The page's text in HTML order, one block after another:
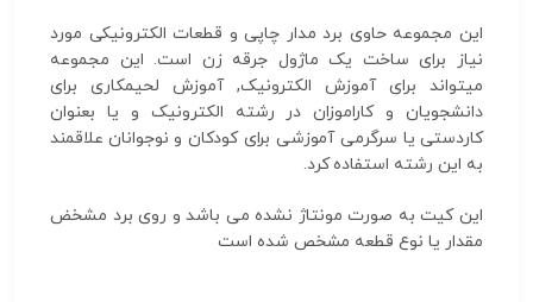
این مجموعه حاوی برد مدار چاپی و قطعات الکترونیکی مورد
نیاز برای ساخت یک ماژول جرقه زن است. این مجموعه
میتواند برای آموزش الکترونیک, آموزش لحیمکاری برای
دانشجویان و کاراموزان در رشته الکترونیک و یا بعنوان
کاردستی یا سرگرمی آموزشی برای کودکان و نوجوانان علاقمند
به این رشته استفاده کرد.
این کیت به صورت مونتاژ نشده می باشد و روی برد مشخض
مقدار یا نوع قطعه مشخص شده است